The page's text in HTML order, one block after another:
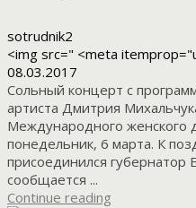
sotrudnik2
<img src=" <meta
08.03.2017
Сольный концерт с
артиста Дмитрия
Международного женского
понедельник, 6 марта. К
присоединился губернатор
сообщается ...
Continue reading